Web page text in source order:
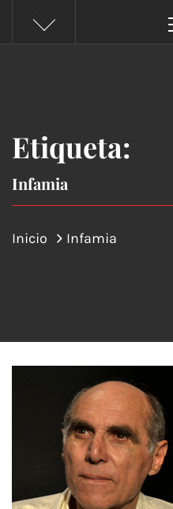
Etiqueta:
Infamia
Inicio Infamia